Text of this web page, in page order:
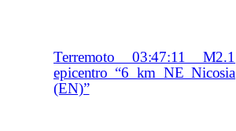
Terremoto 03:47:11 M2.1
epicentro “6 km NE Nicosia
(EN)”